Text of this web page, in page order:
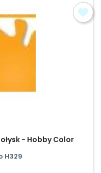
- Hobby Color
H329